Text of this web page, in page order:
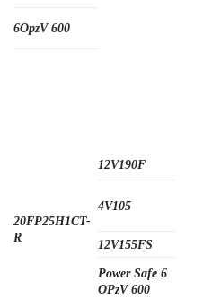
6OpzV 600
20FP25H1CT-
R
12V190F
4V105
12V155FS
Power Safe 6
OPzV 600